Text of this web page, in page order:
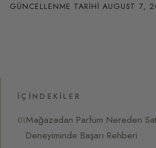
GÜNCELLENME TARIHIAUGUST 7,
İÇINDEKILER
Mağazadan Parfüm Nereden
Deneyiminde Başarı Rehberi